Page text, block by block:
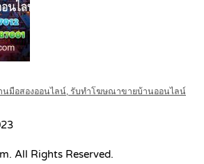
มือสองออนไลน์, รับทำโฆษณาขายบ้านออนไลน์
All Rights Reserved.